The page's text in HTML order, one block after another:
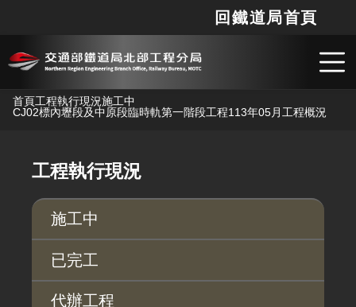
跳到主要內容
回鐵道局首頁
首頁工程執行現況施工中
CJ02標內壢段及中原段臨時軌第一階段工程113年05月工程概況
工程執行現況
施工中
已完工
代辦工程